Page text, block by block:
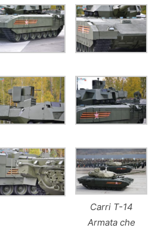
Carri T-14
Armata che